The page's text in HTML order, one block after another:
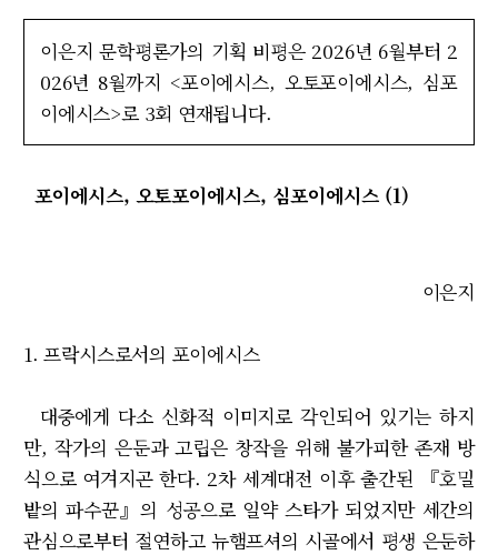
이은지 문학평론가의 기획 비평은 2026년 6월부터 2
026년 8월까지 <포이에시스, 오토포이에시스, 심포
이에시스>로 3회 연재됩니다.
포이에시스, 오토포이에시스, 심포이에시스 (1)
이은지
1.프락시스로서의 포이에시스
대중에게 다소 신화적 이미지로 각인되어 있기는 하지
만, 작가의 은둔과 고립은 창작을 위해 불가피한 존재 방
식으로 여겨지곤 한다. 2차 세계대전 이후 출간된 『호밀
밭의 파수꾼』의 성공으로 일약 스타가 되었지만 세간의
관심으로부터 절연하고 뉴햄프셔의 시골에서 평생 은둔하